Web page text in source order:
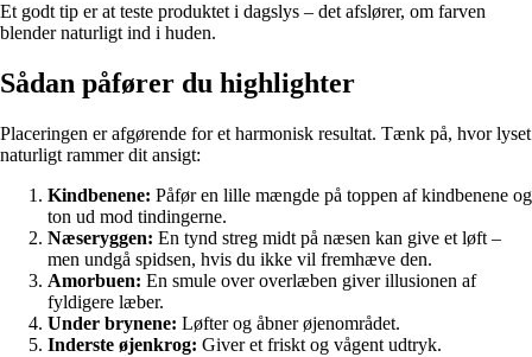
Et godt tip er at teste produktet i dagslys – det afslører, om farven
blender naturligt ind i huden.
Sådan påfører du highlighter
Placeringen er afgørende for et harmonisk resultat. Tænk på, hvor lyset
naturligt rammer dit ansigt:
Kindbenene: Påfør en lille mængde på toppen af kindbenene og
ton ud mod tindingerne.
Næseryggen: En tynd streg midt på næsen kan give et løft –
men undgå spidsen, hvis du ikke vil fremhæve den.
Amorbuen: En smule over overlæben giver illusionen af
fyldigere læber.
Under brynene: Løfter og åbner øjenområdet.
Inderste øjenkrog: Giver et friskt og vågent udtryk.